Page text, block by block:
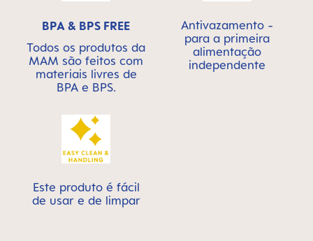
BPA & BPS FREE
Todos os produtos da
MAM são feitos com
materiais livres de
BPA e BPS.
Antivazamento -
para a primeira
alimentação
independente
Este produto é fácil
de usar e de limpar